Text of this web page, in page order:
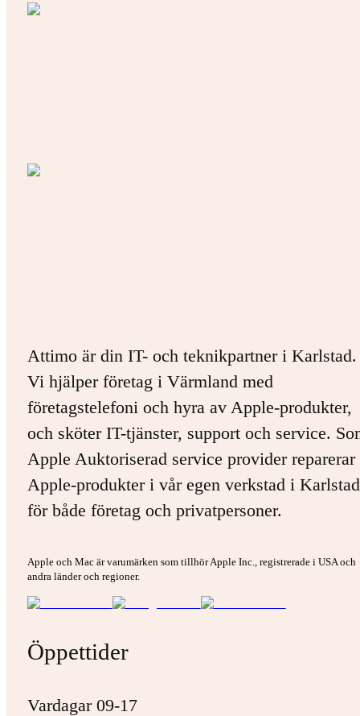
Attimo är din IT- och teknikpartner i Karlstad.
Vi hjälper företag i Värmland med
företagstelefoni och hyra av Apple-produkter,
och sköter IT-tjänster, support och service.
Apple Auktoriserad service provider
Apple-produkter i vår egen verkstad i
för både företag och privatpersoner.
Apple och Mac är varumärken som tillhör Apple Inc., registrerade i USA och
andra länder och regioner.
Öppettider
Vardagar 09-17